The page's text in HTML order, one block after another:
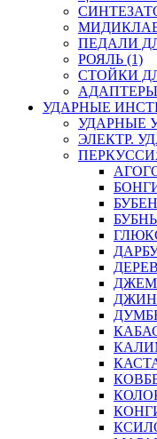
ПЕДАЛИ
РОЯЛЬ (1)
СТОЙКИ
УДАРНЫЕ
УДАРНЫЕ
ЭЛЕКТР.